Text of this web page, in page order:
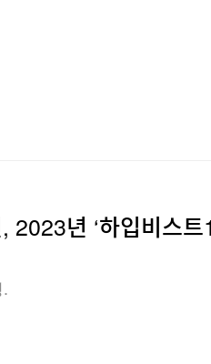
2023년 ‘하입비스트